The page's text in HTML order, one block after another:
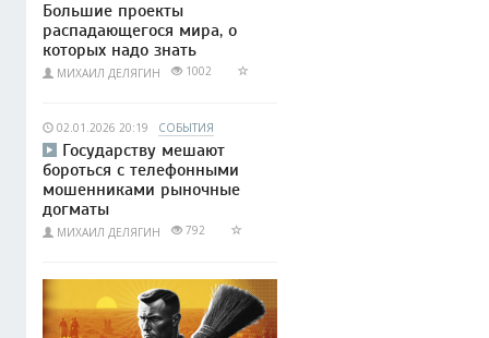
Большие проекты
распадающегося мира, о
которых надо знать
МИХАИЛ ДЕЛЯГИН 1002
02.01.2026 20:19 СОБЫТИЯ
Государству мешают
бороться с телефонными
мошенниками рыночные
догматы
МИХАИЛ ДЕЛЯГИН 792